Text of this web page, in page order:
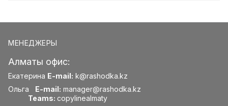
МЕНЕДЖЕРЫ
Алматы офис:
Екатерина E-mail: k@rashodka.kz
Ольга E-mail: manager@rashodka.kz
Teams: copylinealmaty